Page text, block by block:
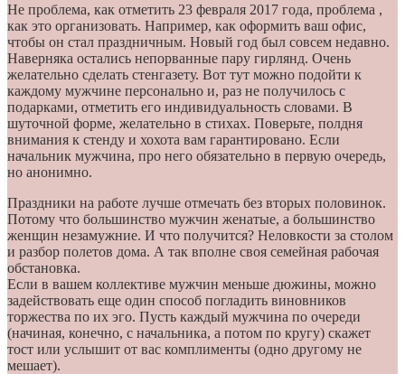
Не проблема, как отметить 23 февраля 2017 года, проблема ,
как это организовать. Например, как оформить ваш офис,
чтобы он стал праздничным. Новый год был совсем недавно.
Наверняка остались непорванные пару гирлянд. Очень
желательно сделать стенгазету. Вот тут можно подойти к
каждому мужчине персонально и, раз не получилось с
подарками, отметить его индивидуальность словами. В
шуточной форме, желательно в стихах. Поверьте, полдня
внимания к стенду и хохота вам гарантировано. Если
начальник мужчина, про него обязательно в первую очередь,
но анонимно.
Праздники на работе лучше отмечать без вторых половинок.
Потому что большинство мужчин женатые, а большинство
женщин незамужние. И что получится? Неловкости за столом
и разбор полетов дома. А так вполне своя семейная рабочая
обстановка.
Если в вашем коллективе мужчин меньше дюжины, можно
задействовать еще один способ погладить виновников
торжества по их эго. Пусть каждый мужчина по очереди
(начиная, конечно, с начальника, а потом по кругу) скажет
тост или услышит от вас комплименты (одно другому не
мешает).